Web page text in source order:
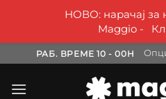
to
content
РАБ. ВРЕМЕ 10 - 00H
НОВО: нарачај за
Maggio -